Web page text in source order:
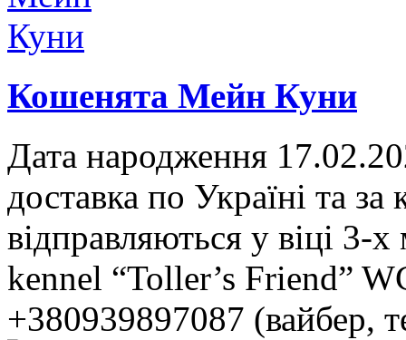
Кошенята Мейн Куни
Дата народження
доставка по Україні та
відправляються у віці 3-
kennel “Toller’s Friend”
+380939897087 (вайбер,